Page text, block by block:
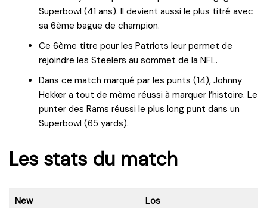
Superbowl (41 ans). Il devient aussi le plus titré avec
sa 6ème bague de champion.
Ce 6ème titre pour les Patriots leur permet de
rejoindre les Steelers au sommet de la NFL.
Dans ce match marqué par les punts (14), Johnny
Hekker a tout de même réussi à marquer l’histoire. Le
punter des Rams réussi le plus long punt dans un
Superbowl (65 yards).
Les stats du match
New
Los